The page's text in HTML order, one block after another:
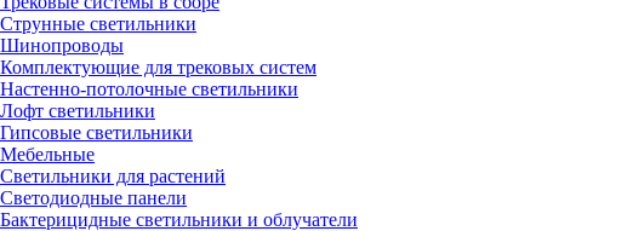
Струнные светильники
Шинопроводы
Комплектующие для трековых систем
Настенно-потолочные светильники
Лофт светильники
Гипсовые светильники
Мебельные
Светильники для растений
Светодиодные панели
Бактерицидные светильники и облучатели